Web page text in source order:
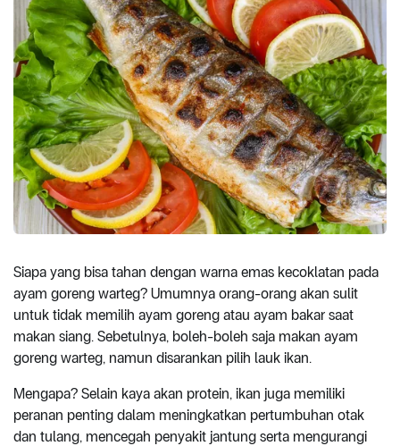
Siapa yang bisa tahan dengan warna emas kecoklatan pada
ayam goreng warteg? Umumnya orang-orang akan sulit
untuk tidak memilih ayam goreng atau ayam bakar saat
makan siang. Sebetulnya, boleh-boleh saja makan ayam
goreng warteg, namun disarankan pilih lauk ikan.
Mengapa? Selain kaya akan protein, ikan juga memiliki
peranan penting dalam meningkatkan pertumbuhan otak
dan tulang, mencegah penyakit jantung serta mengurangi